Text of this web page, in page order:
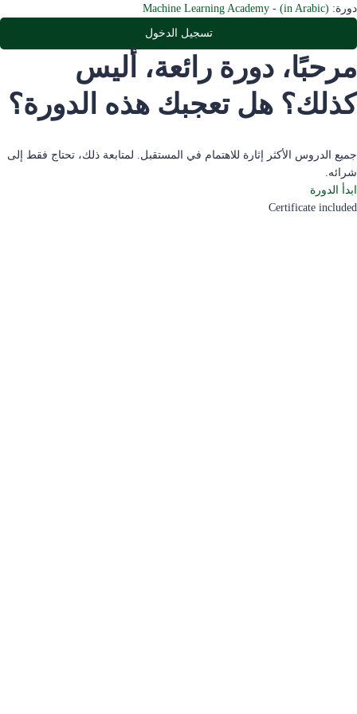
دورة: Machine Learning Academy - (in Arabic)
تسجيل الدخول
مرحبًا، دورة رائعة، أليس
كذلك؟ هل تعجبك هذه الدورة؟
جميع الدروس الأكثر إثارة للاهتمام في المستقبل. لمتابعة ذلك، تحتاج فقط إلى
شرائه.
ابدأ الدورة
Certificate included